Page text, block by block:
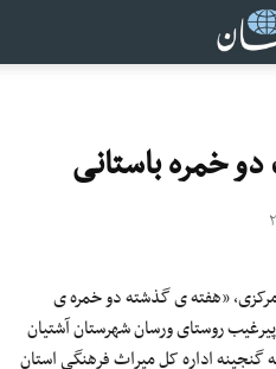
خمره باستانی
«هفته ی گذشته دو خمره ی
روستای ورسان شهرستان آشتیان
اداره کل میراث فرهنگی استان